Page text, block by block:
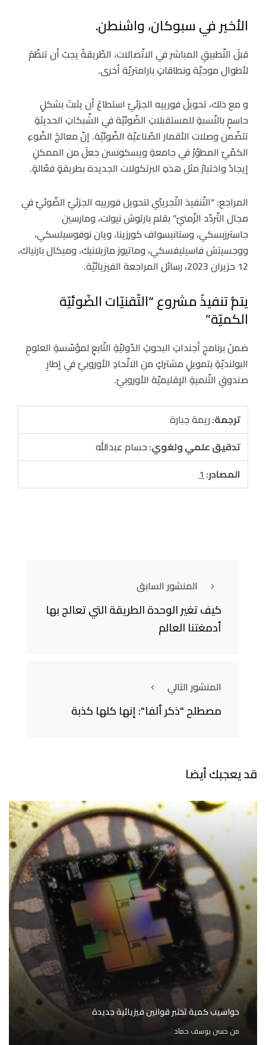
الأخير في سبوكان، واشنطن.
قبلَ التّطبيقِ المباشر في الاتّصالات، الطّريقةُ يجبُ أن تنظّمَ
لأطوال موجيّة ونطاقاتٍ بارامتريّة أخرى.
و مع ذلك، تحويلُ فورييه الجزئيّ استطاعَ أن يثبتَ بشكلٍ
حاسمٍ بالنّسبةِ للمستقبلاتِ الضّوئيّة في الشّبكاتِ الحديثةِ
تتضّمن وصلات الأقمار الصّناعيّة الضّوئيّة. إنّ معالجَ الضّوءِ
الكمّيّ المطوّرُ في جامعةِ ويسكونسن جعلَ من الممكنِ
إيجادُ واختبارُ مثل هذهِ البرتكولات الجديدة بطريقةٍ فعّالةٍ.
المراجع: “التّنفيذ التّجريبّي لتحويل فورييه الجزئيّ الضّوئيّ في
مجال التّردّد الزّمنيّ” بقلم بارتوش نيولت، ومارسين
جاسترزبسكي، وستانيسواف كورزينا، ويان نوفوسيلسكي،
ووجسيتش فاسيليفسكي، وماتيوز مازيلانيك، وميكال بارنياك،
12 حزيران 2023، رسائل المراجعة الفيزيائيّة.
يتمُّ تنفيذُ مشروع “التّقنيّات الضّوئيّة
الكميّة”
ضمنَ برنامجِ أجنداتِ البحوثِ الدّوليّةِ التّابعِ لمؤسّسةِ العلومِ
البولنديّةِ بتمويلٍ مشتركٍ من الاتّحادِ الأوروبيّ في إطارِ
صندوقِ التّنميةِ الإقليميّة الأوروبيّ.
ترجمة:ريمة جبارة
تدقيق علمي ولغوي:حسام عبدالله
المصادر:1
المنشور السابق
كيف تغير الوحدة الطريقة التي تعالج بها
أدمغتنا العالم
المنشور التالي
مصطلح "ذكر ألفا": إنها كلها كذبة
قد يعجبك أيضا
حواسيب كمية تختبر قوانين فيزيائية جديدة
منحسن يوسف حماد